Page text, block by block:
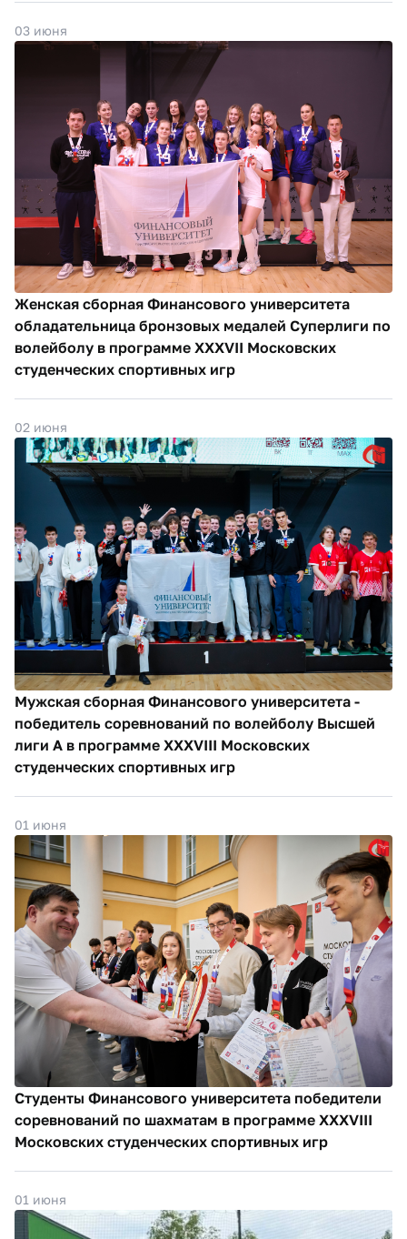
03 июня
Женская сборная Финансового университета
обладательница бронзовых медалей Суперлиги по
волейболу в программе XXXVII Московских
студенческих спортивных игр
02 июня
Мужская сборная Финансового университета -
победитель соревнований по волейболу Высшей
лиги А в программе XXXVIII Московских
студенческих спортивных игр
01 июня
Студенты Финансового университета победители
соревнований по шахматам в программе XXXVIII
Московских студенческих спортивных игр
01 июня